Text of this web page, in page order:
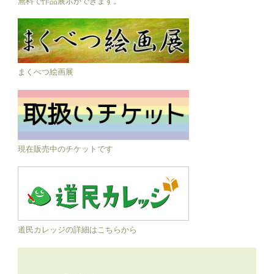
まくべつ絵画展
現在販売中のチケットです
道民カレッジの詳細はこちらから